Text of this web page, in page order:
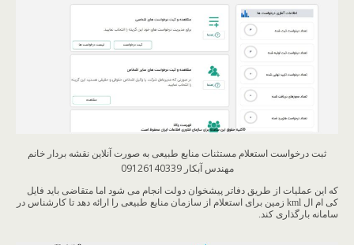
ثبت درخواست استعلام مستثنات منابع طبیعی به صورت آنلاین نقشه بردار خانم
مهندس آبکار 09126140339
که این عملیات از طریق دفاتر پیشخوان دولت انجام می شود اما متقاضی باید فایل
کی ام ال kml زمین برای استعلام از سازمان منابع طبیعی را ارائه دهد تا کارشناس در
سامانه بارگذاری کند.